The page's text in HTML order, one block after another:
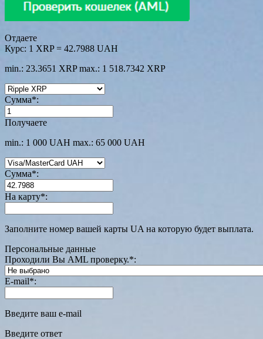
Отдаете
Курс: 1 XRP = 42.7988 UAH
min.: 23.3651 XRP max.: 1 518.7342 XRP
Сумма*:
Получаете
min.: 1 000 UAH max.: 65 000 UAH
Сумма*:
На карту*:
Заполните номер вашей карты UA на которую будет выплата.
Персональные данные
Проходили Вы AML проверку.*:
E-mail*:
Введите ваш e-mail
Введите ответ